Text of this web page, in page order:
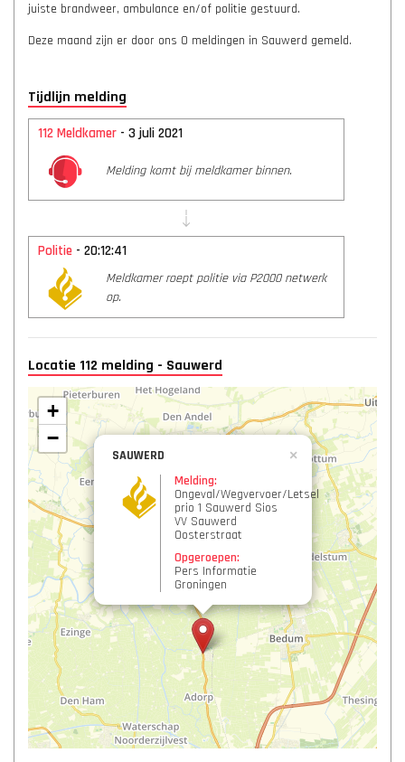
juiste brandweer, ambulance en/of politie gestuurd.
Deze maand zijn er door ons 0 meldingen in Sauwerd gemeld.
Tijdlijn melding
112 Meldkamer - 3 juli 2021
Melding komt bij meldkamer binnen.
Politie - 20:12:41
Meldkamer roept politie via P2000 netwerk
op.
Locatie 112 melding - Sauwerd
SAUWERD
Melding:
Ongeval/Wegvervoer/Letsel
prio 1 Sauwerd Sios
VV Sauwerd
Oosterstraat
Opgeroepen:
Pers Informatie
Groningen
×
+
−